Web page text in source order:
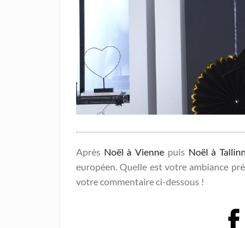
Après Noël à Vienne puis Noël à Tallinn
européen. Quelle est votre ambiance
votre commentaire ci-dessous !